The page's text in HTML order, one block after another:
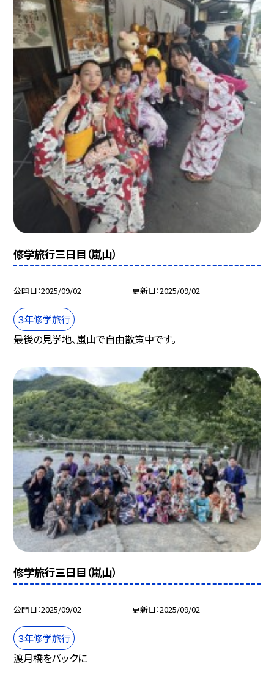
修学旅行三日目（嵐山）
公開日 2025/09/02 更新日 2025/09/02
３年修学旅行
最後の見学地、嵐山で自由散策中です。
修学旅行三日目（嵐山）
公開日 2025/09/02 更新日 2025/09/02
３年修学旅行
渡月橋をバックに